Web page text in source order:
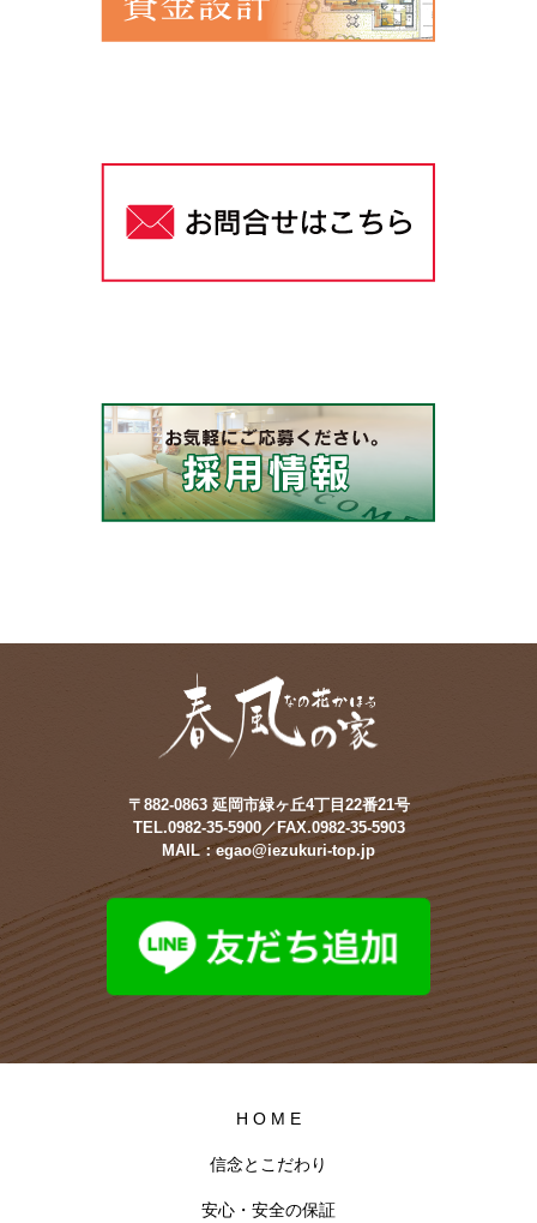
〒882-0863 延岡市緑ヶ丘4丁目22番21号
TEL.0982-35-5900／FAX.0982-35-5903
MAIL：egao@iezukuri-top.jp
H O M E
信念とこだわり
安心・安全の保証